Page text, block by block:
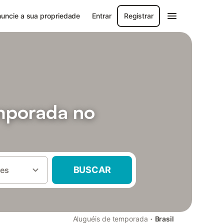
a sua propriedade Entrar Registrar
no
BUSCAR
Aluguéis de temporada · Brasil